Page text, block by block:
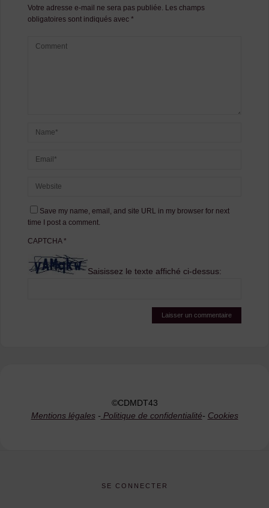
Votre adresse e-mail ne sera pas publiée. Les champs
obligatoires sont indiqués avec *
Save my name, email, and site URL in my browser for next
time I post a comment.
CAPTCHA*
Saisissez le texte affiché ci-dessus:
©CDMDT43
Mentions légales- Politique de confidentialité- Cookies
SE CONNECTER